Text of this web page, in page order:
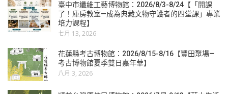
臺中市纖維工藝博物館：2026/8/3-8/24【「開課
了！庫房教室—成為典藏文物守護者的四堂課」專業
培力課程】
七月 13, 2026
花蓮縣考古博物館：2026/8/15-8/16【豐田聚場—
考古博物館夏季雙日嘉年華】
八月 3, 2026